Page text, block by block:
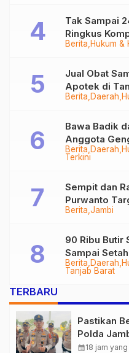
Berita Hukum &
Tak Sampai
Ringkus
Tungkal
Berita Daerah
Jual Obat
Apotek di
Berita Daerah
Terkini
Bawa Badik
Anggota
Diringkus
Berita Jambi
Sempit dan
Purwanto
Tungkal-
Berita Daerah
Tanjab Barat
90 Ribu Butir
Sampai
Audit
TERBARU
Pastikan
Polda
Berlapis
calendar_month18 jam yang